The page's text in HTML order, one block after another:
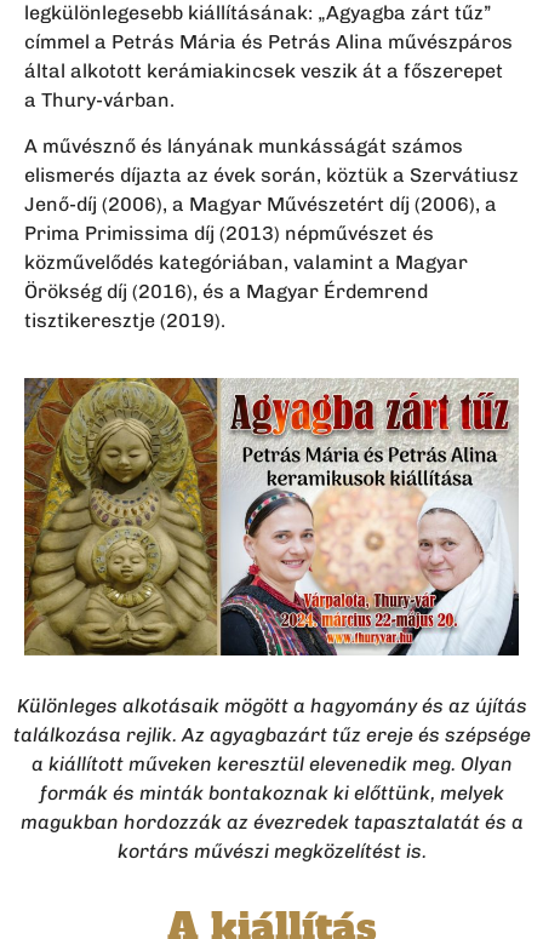
legkülönlegesebb kiállításának: „Agyagba zárt tűz”
címmel a Petrás Mária és Petrás Alina művészpáros
által alkotott kerámiakincsek veszik át a főszerepet
a Thury-várban.
A művésznő és lányának munkásságát számos
elismerés díjazta az évek során, köztük a Szervátiusz
Jenő-díj (2006), a Magyar Művészetért díj (2006), a
Prima Primissima díj (2013) népművészet és
közművelődés kategóriában, valamint a Magyar
Örökség díj (2016), és a Magyar Érdemrend
tisztikeresztje (2019).
Különleges alkotásaik mögött a hagyomány és az újítás
találkozása rejlik. Az agyagbazárt tűz ereje és szépsége
a kiállított műveken keresztül elevenedik meg. Olyan
formák és minták bontakoznak ki előttünk, melyek
magukban hordozzák az évezredek tapasztalatát és a
kortárs művészi megközelítést is.
A kiállítás